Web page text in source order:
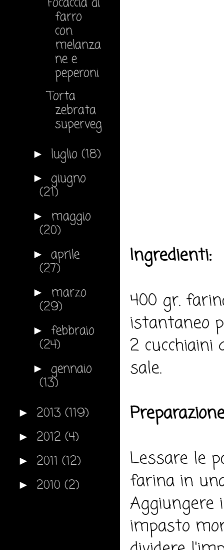
Ingredienti:
400 gr.
istantaneo
2 cucchiaini
sale.
Lessare le
farina in
Aggiungere
impasto
farro
con
melanza
ne e
peperoni
Torta
zebrata
superveg
► luglio (18)
► giugno
(21)
► maggio
(20)
► aprile
(27)
► marzo
(29)
► febbraio
(24)
► gennaio
(13)
► 2013 (119)
► 2012 (4)
► 2011 (12)
► 2010 (2)